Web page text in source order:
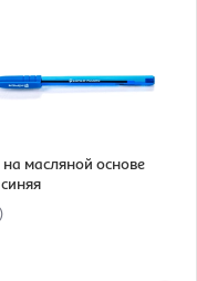
на масляной основе